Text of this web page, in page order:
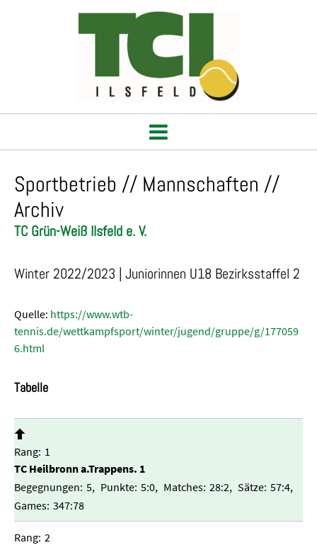
Sportbetrieb // Mannschaften //
Archiv
TC Grün-Weiß Ilsfeld e. V.
Winter 2022/2023 | Juniorinnen U18 Bezirksstaffel 2
Quelle: https://www.wtb-
tennis.de/wettkampfsport/winter/jugend/gruppe/g/177059
6.html
Tabelle
1
TC Heilbronn a.Trappens. 1
5
5:0 28:2
57:4
347:78
2